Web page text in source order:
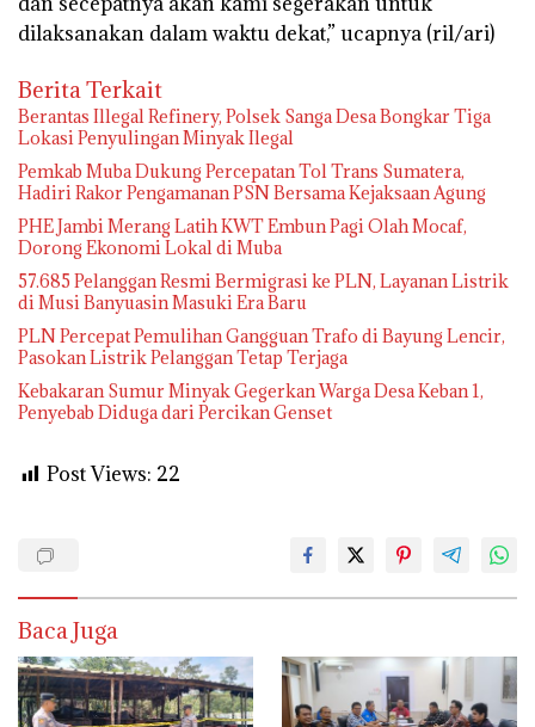
dilaksanakan dalam waktu dekat,” ucapnya (ril/ari)
Berita Terkait
Berantas Illegal Refinery, Polsek Sanga Desa Bongkar Tiga
Lokasi Penyulingan Minyak Ilegal
Pemkab Muba Dukung Percepatan Tol Trans Sumatera,
Hadiri Rakor Pengamanan PSN Bersama Kejaksaan Agung
PHE Jambi Merang Latih KWT Embun Pagi Olah Mocaf,
Dorong Ekonomi Lokal di Muba
57.685 Pelanggan Resmi Bermigrasi ke PLN, Layanan Listrik
di Musi Banyuasin Masuki Era Baru
PLN Percepat Pemulihan Gangguan Trafo di Bayung Lencir,
Pasokan Listrik Pelanggan Tetap Terjaga
Kebakaran Sumur Minyak Gegerkan Warga Desa Keban 1,
Penyebab Diduga dari Percikan Genset
Post Views: 22
Baca Juga